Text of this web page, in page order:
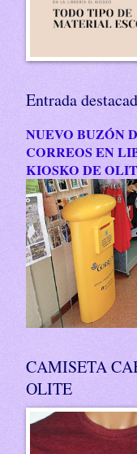
Entrada
NUEVO BUZÓN
CORREOS EN
KIOSKO DE
CAMISETA
OLITE